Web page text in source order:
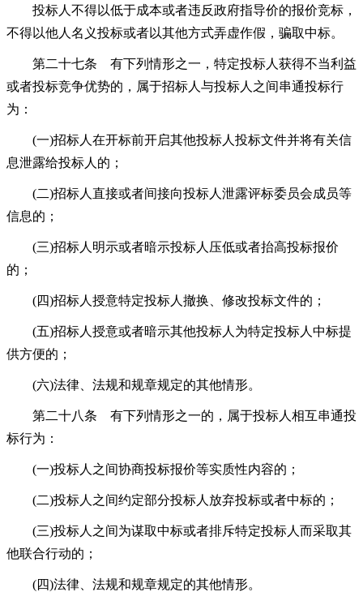
投标人不得以低于成本或者违反政府指导价的报价竞标，
不得以他人名义投标或者以其他方式弄虚作假，骗取中标。
第二十七条 有下列情形之一，特定投标人获得不当利益
或者投标竞争优势的，属于招标人与投标人之间串通投标行
为：
(一)招标人在开标前开启其他投标人投标文件并将有关信
息泄露给投标人的；
(二)招标人直接或者间接向投标人泄露评标委员会成员等
信息的；
(三)招标人明示或者暗示投标人压低或者抬高投标报价
的；
(四)招标人授意特定投标人撤换、修改投标文件的；
(五)招标人授意或者暗示其他投标人为特定投标人中标提
供方便的；
(六)法律、法规和规章规定的其他情形。
第二十八条 有下列情形之一的，属于投标人相互串通投
标行为：
(一)投标人之间协商投标报价等实质性内容的；
(二)投标人之间约定部分投标人放弃投标或者中标的；
(三)投标人之间为谋取中标或者排斥特定投标人而采取其
他联合行动的；
(四)法律、法规和规章规定的其他情形。